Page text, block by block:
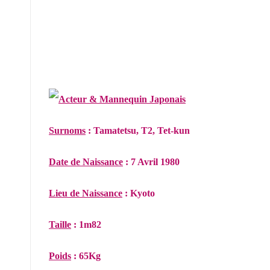
Acteur & Mannequin Japonais
Surnoms : Tamatetsu, T2, Tet-kun
Date de Naissance : 7 Avril 1980
Lieu de Naissance : Kyoto
Taille : 1m82
Poids : 65Kg